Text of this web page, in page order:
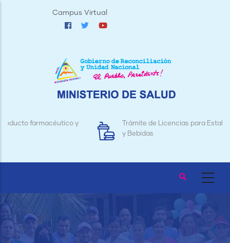
Campus Virtual
Trámite de Licencias para Establecimientos de Alimentos